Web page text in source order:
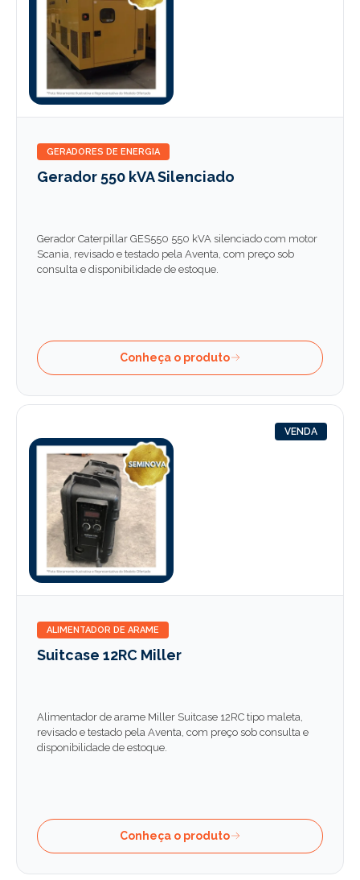
GERADORES DE ENERGIA
Gerador 550 kVA Silenciado
Gerador Caterpillar GES550 550 kVA silenciado com motor
Scania, revisado e testado pela Aventa, com preço sob
consulta e disponibilidade de estoque.
Conheça o produto
VENDA
ALIMENTADOR DE ARAME
Suitcase 12RC Miller
Alimentador de arame Miller Suitcase 12RC tipo maleta,
revisado e testado pela Aventa, com preço sob consulta e
disponibilidade de estoque.
Conheça o produto